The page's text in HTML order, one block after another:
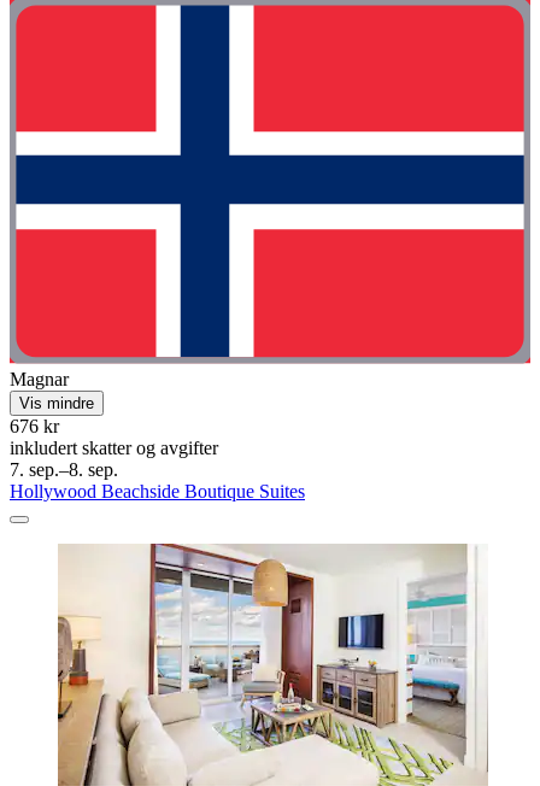
Magnar
Vis mindre
676 kr
inkludert skatter og avgifter
7. sep.–8. sep.
Hollywood Beachside Boutique Suites